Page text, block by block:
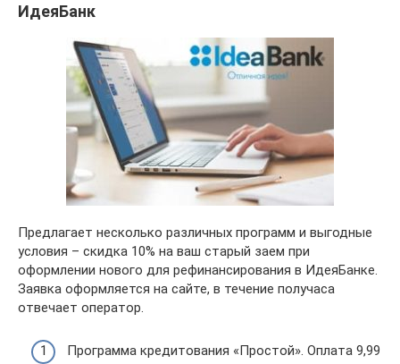
ИдеяБанк
Предлагает несколько различных программ и выгодные
условия – скидка 10% на ваш старый заем при
оформлении нового для рефинансирования в ИдеяБанке.
Заявка оформляется на сайте, в течение получаса
отвечает оператор.
Программа кредитования «Простой». Оплата 9,99